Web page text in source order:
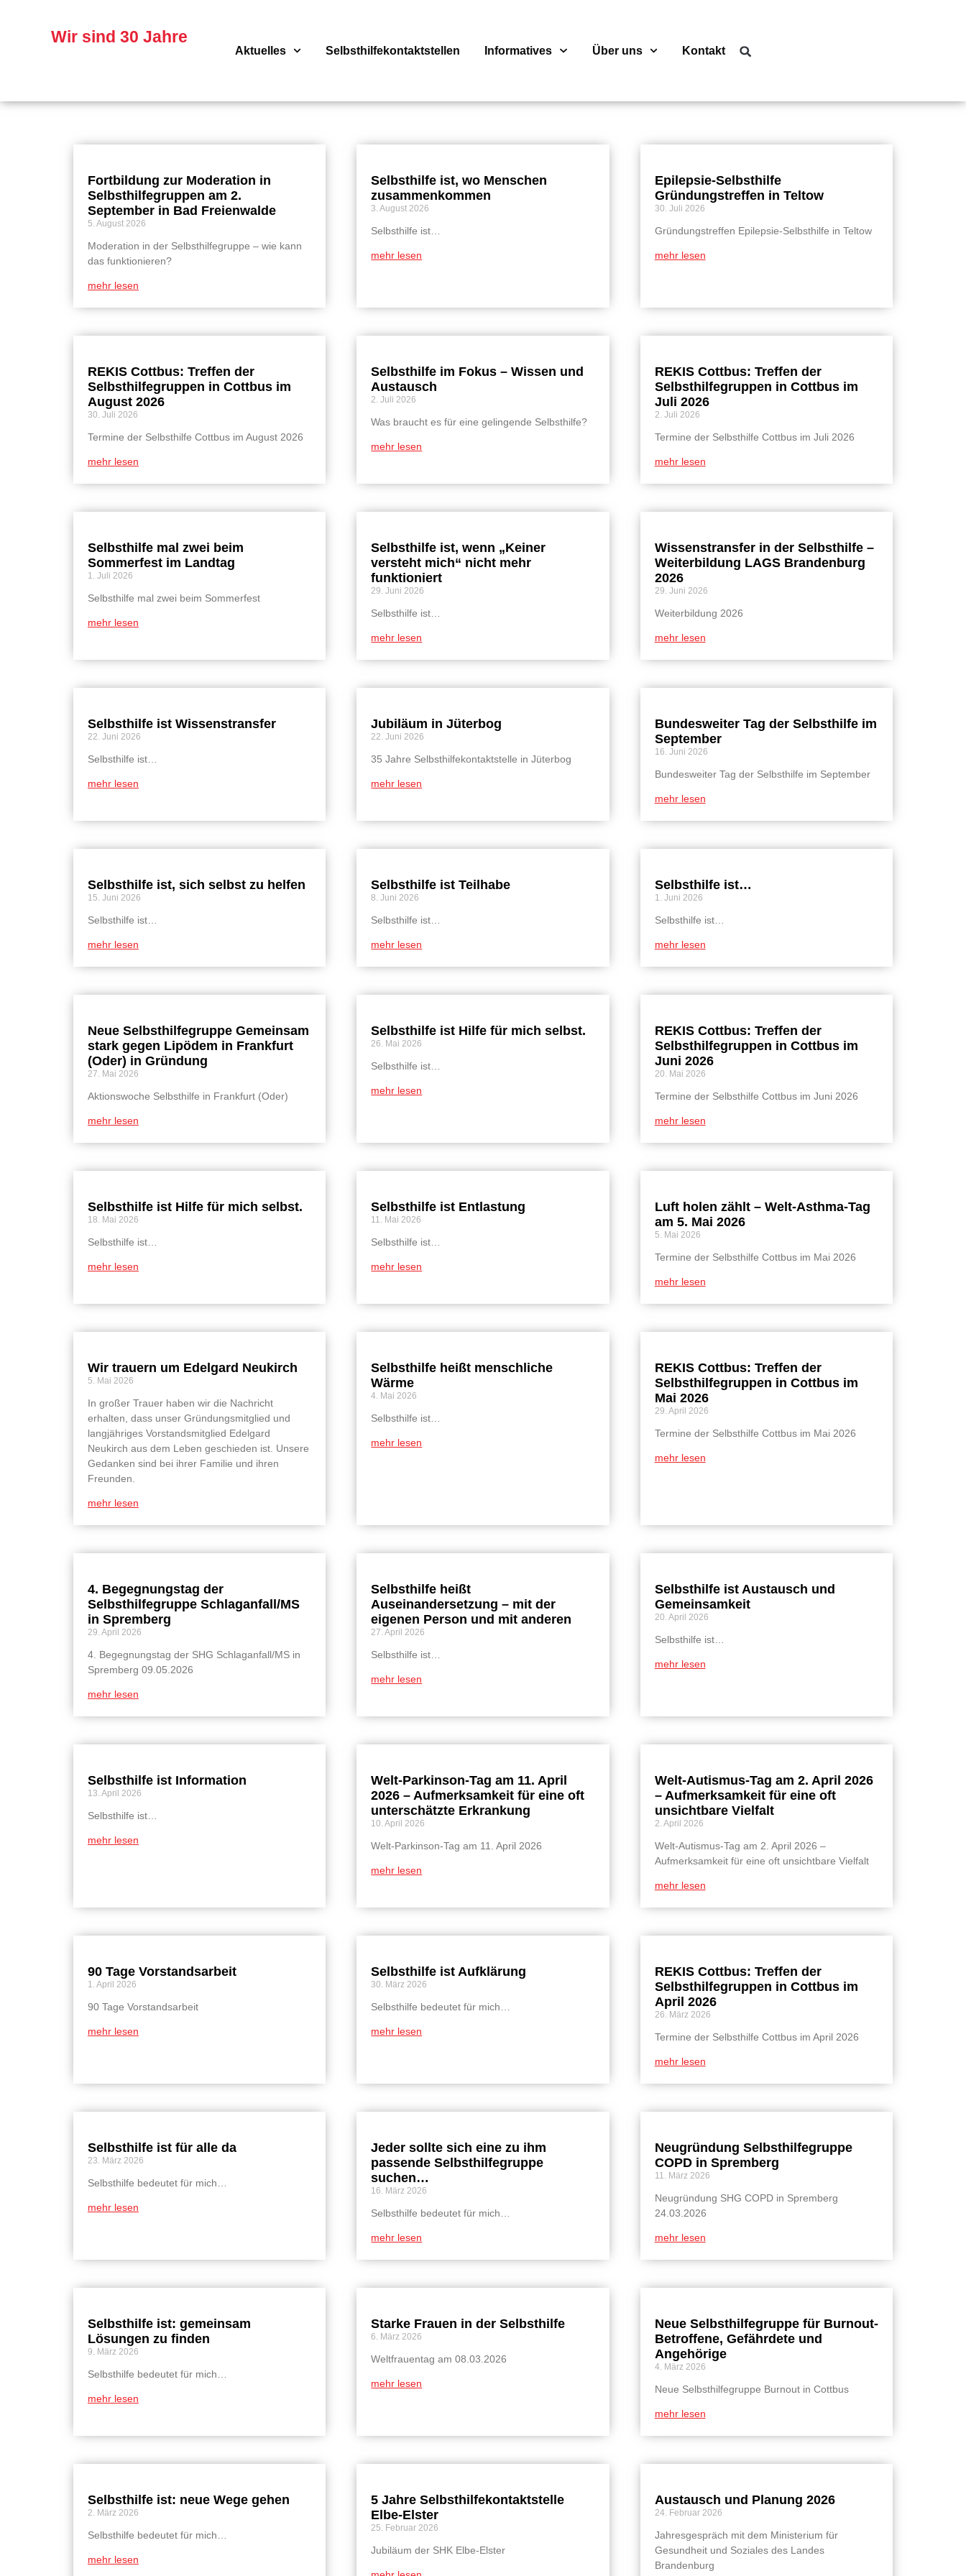
Wir sind 30 Jahre
Aktuelles Selbsthilfekontaktstellen Informatives Über uns Kontakt
Fortbildung zur Moderation in
Selbsthilfegruppen am 2.
September in Bad Freienwalde
5. August 2026
Moderation in der Selbsthilfegruppe – wie kann
das funktionieren?
mehr lesen
Selbsthilfe ist, wo Menschen
zusammenkommen
3. August 2026
Selbsthilfe ist…
mehr lesen
Epilepsie-Selbsthilfe
Gründungstreffen in Teltow
30. Juli 2026
Gründungstreffen Epilepsie-Selbsthilfe in Teltow
mehr lesen
REKIS Cottbus: Treffen der
Selbsthilfegruppen in Cottbus im
August 2026
30. Juli 2026
Termine der Selbsthilfe Cottbus im August 2026
mehr lesen
Selbsthilfe im Fokus – Wissen und
Austausch
2. Juli 2026
Was braucht es für eine gelingende Selbsthilfe?
mehr lesen
REKIS Cottbus: Treffen der
Selbsthilfegruppen in Cottbus im
Juli 2026
2. Juli 2026
Termine der Selbsthilfe Cottbus im Juli 2026
mehr lesen
Selbsthilfe mal zwei beim
Sommerfest im Landtag
1. Juli 2026
Selbsthilfe mal zwei beim Sommerfest
mehr lesen
Selbsthilfe ist, wenn „Keiner
versteht mich“ nicht mehr
funktioniert
29. Juni 2026
Selbsthilfe ist…
mehr lesen
Wissenstransfer in der Selbsthilfe –
Weiterbildung LAGS Brandenburg
2026
29. Juni 2026
Weiterbildung 2026
mehr lesen
Selbsthilfe ist Wissenstransfer
22. Juni 2026
Selbsthilfe ist…
mehr lesen
Jubiläum in Jüterbog
22. Juni 2026
35 Jahre Selbsthilfekontaktstelle in Jüterbog
mehr lesen
Bundesweiter Tag der Selbsthilfe im
September
16. Juni 2026
Bundesweiter Tag der Selbsthilfe im September
mehr lesen
Selbsthilfe ist, sich selbst zu helfen
15. Juni 2026
Selbsthilfe ist…
mehr lesen
Selbsthilfe ist Teilhabe
8. Juni 2026
Selbsthilfe ist…
mehr lesen
Selbsthilfe ist…
1. Juni 2026
Selbsthilfe ist…
mehr lesen
Neue Selbsthilfegruppe Gemeinsam
stark gegen Lipödem in Frankfurt
(Oder) in Gründung
27. Mai 2026
Aktionswoche Selbsthilfe in Frankfurt (Oder)
mehr lesen
Selbsthilfe ist Hilfe für mich selbst.
26. Mai 2026
Selbsthilfe ist…
mehr lesen
REKIS Cottbus: Treffen der
Selbsthilfegruppen in Cottbus im
Juni 2026
20. Mai 2026
Termine der Selbsthilfe Cottbus im Juni 2026
mehr lesen
Selbsthilfe ist Hilfe für mich selbst.
18. Mai 2026
Selbsthilfe ist…
mehr lesen
Selbsthilfe ist Entlastung
11. Mai 2026
Selbsthilfe ist…
mehr lesen
Luft holen zählt – Welt-Asthma-Tag
am 5. Mai 2026
5. Mai 2026
Termine der Selbsthilfe Cottbus im Mai 2026
mehr lesen
Wir trauern um Edelgard Neukirch
5. Mai 2026
In großer Trauer haben wir die Nachricht
erhalten, dass unser Gründungsmitglied und
langjähriges Vorstandsmitglied Edelgard
Neukirch aus dem Leben geschieden ist. Unsere
Gedanken sind bei ihrer Familie und ihren
Freunden.
mehr lesen
Selbsthilfe heißt menschliche
Wärme
4. Mai 2026
Selbsthilfe ist…
mehr lesen
REKIS Cottbus: Treffen der
Selbsthilfegruppen in Cottbus im
Mai 2026
29. April 2026
Termine der Selbsthilfe Cottbus im Mai 2026
mehr lesen
4. Begegnungstag der
Selbsthilfegruppe Schlaganfall/MS
in Spremberg
29. April 2026
4. Begegnungstag der SHG Schlaganfall/MS in
Spremberg 09.05.2026
mehr lesen
Selbsthilfe heißt
Auseinandersetzung – mit der
eigenen Person und mit anderen
27. April 2026
Selbsthilfe ist…
mehr lesen
Selbsthilfe ist Austausch und
Gemeinsamkeit
20. April 2026
Selbsthilfe ist…
mehr lesen
Selbsthilfe ist Information
13. April 2026
Selbsthilfe ist…
mehr lesen
Welt-Parkinson-Tag am 11. April
2026 – Aufmerksamkeit für eine oft
unterschätzte Erkrankung
10. April 2026
Welt-Parkinson-Tag am 11. April 2026
mehr lesen
Welt-Autismus-Tag am 2. April 2026
– Aufmerksamkeit für eine oft
unsichtbare Vielfalt
2. April 2026
Welt-Autismus-Tag am 2. April 2026 –
Aufmerksamkeit für eine oft unsichtbare Vielfalt
mehr lesen
90 Tage Vorstandsarbeit
1. April 2026
90 Tage Vorstandsarbeit
mehr lesen
Selbsthilfe ist Aufklärung
30. März 2026
Selbsthilfe bedeutet für mich…
mehr lesen
REKIS Cottbus: Treffen der
Selbsthilfegruppen in Cottbus im
April 2026
26. März 2026
Termine der Selbsthilfe Cottbus im April 2026
mehr lesen
Selbsthilfe ist für alle da
23. März 2026
Selbsthilfe bedeutet für mich…
mehr lesen
Jeder sollte sich eine zu ihm
passende Selbsthilfegruppe
suchen…
16. März 2026
Selbsthilfe bedeutet für mich…
mehr lesen
Neugründung Selbsthilfegruppe
COPD in Spremberg
11. März 2026
Neugründung SHG COPD in Spremberg
24.03.2026
mehr lesen
Selbsthilfe ist: gemeinsam
Lösungen zu finden
9. März 2026
Selbsthilfe bedeutet für mich…
mehr lesen
Starke Frauen in der Selbsthilfe
6. März 2026
Weltfrauentag am 08.03.2026
mehr lesen
Neue Selbsthilfegruppe für Burnout-
Betroffene, Gefährdete und
Angehörige
4. März 2026
Neue Selbsthilfegruppe Burnout in Cottbus
mehr lesen
Selbsthilfe ist: neue Wege gehen
2. März 2026
Selbsthilfe bedeutet für mich…
mehr lesen
5 Jahre Selbsthilfekontaktstelle
Elbe-Elster
25. Februar 2026
Jubiläum der SHK Elbe-Elster
Austausch und Planung 2026
24. Februar 2026
Jahresgespräch mit dem Ministerium für
Gesundheit und Soziales des Landes
Brandenburg